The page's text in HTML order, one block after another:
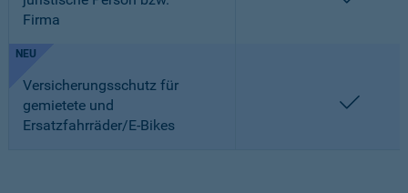
Firma
NEU
Versicherungsschutz für
gemietete und
Ersatzfahrräder/E-Bikes